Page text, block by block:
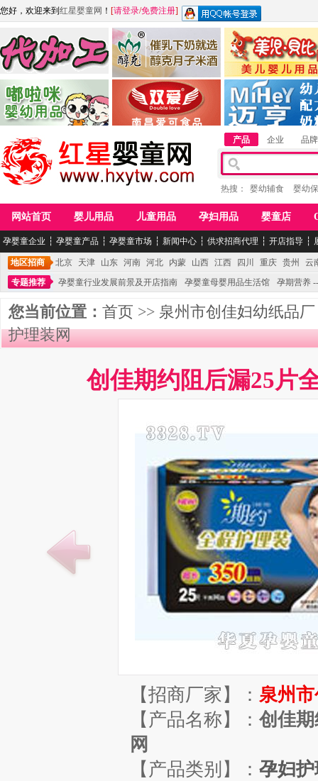
您好，欢迎来到 红星婴童网 ！ [请登录/免费注册]
江西麦嘟嘟食品有限公司
青岛嘟啦咪婴幼儿用品公司
江西醇之客月子米酒 惠州市美儿婴儿用品
湖南迈亨母婴用品有限
产品 企业 品牌
热搜： 婴幼辅食 婴幼
网站首页 婴儿用品 儿童用品 孕妇用品 婴童店
孕婴童企业 ┆ 孕婴童产品 ┆ 孕婴童市场 ┆ 新闻中心 ┆ 供求招商代理 ┆ 开店指导 ┆
地区招商 北京 天津 山东 河南 河北 内蒙 山西 江西 四川 重庆 贵州
云
专题推荐
孕婴童行业发展前景及开店指南 孕婴童母婴用品生活馆 孕期营养
您当前位置： 首页 >> 泉州市创佳妇幼纸品厂
护理装网
创佳期约阻后漏25片
【招商厂家】： 泉州
【产品名称】： 创佳
网
【产品类别】： 孕妇